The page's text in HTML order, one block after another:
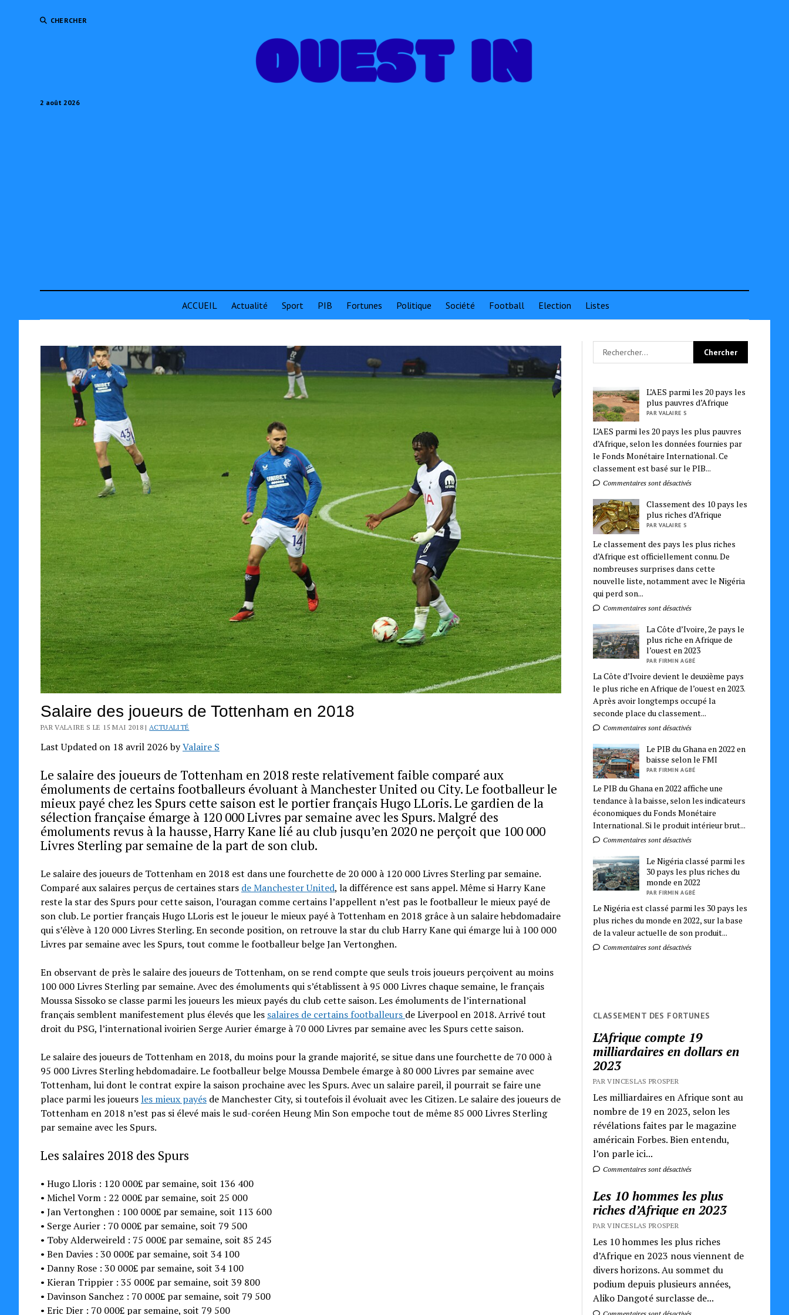
CHERCHER
2 août 2026
ACCUEIL Actualité Sport PIB Fortunes Politique Société Football Election Listes
Salaire des joueurs de Tottenham en 2018
PAR VALAIRE S LE 15 MAI 2018 | ACTUALITÉ
Last Updated on 18 avril 2026 byValaire S
Le salaire des joueurs de Tottenham en 2018 reste relativement faible comparé aux
émoluments de certains footballeurs évoluant à Manchester United ou City. Le footballeur le
mieux payé chez les Spurs cette saison est le portier français Hugo LLoris. Le gardien de la
sélection française émarge à 120 000 Livres par semaine avec les Spurs. Malgré des
émoluments revus à la hausse, Harry Kane lié au club jusqu’en 2020 ne perçoit que 100 000
Livres Sterling par semaine de la part de son club.
Le salaire des joueurs de Tottenham en 2018 est dans une fourchette de 20 000 à 120 000 Livres Sterling par semaine.
Comparé aux salaires perçus de certaines stars de Manchester United, la différence est sans appel. Même si Harry Kane
reste la star des Spurs pour cette saison, l’ouragan comme certains l’appellent n’est pas le footballeur le mieux payé de
son club. Le portier français Hugo LLoris est le joueur le mieux payé à Tottenham en 2018 grâce à un salaire hebdomadaire
qui s’élève à 120 000 Livres Sterling. En seconde position, on retrouve la star du club Harry Kane qui émarge lui à 100 000
Livres par semaine avec les Spurs, tout comme le footballeur belge Jan Vertonghen.
En observant de près le salaire des joueurs de Tottenham, on se rend compte que seuls trois joueurs perçoivent au moins
100 000 Livres Sterling par semaine. Avec des émoluments qui s’établissent à 95 000 Livres chaque semaine, le français
Moussa Sissoko se classe parmi les joueurs les mieux payés du club cette saison. Les émoluments de l’international
français semblent manifestement plus élevés que les salaires de certains footballeurs de Liverpool en 2018. Arrivé tout
droit du PSG, l’international ivoirien Serge Aurier émarge à 70 000 Livres par semaine avec les Spurs cette saison.
Le salaire des joueurs de Tottenham en 2018, du moins pour la grande majorité, se situe dans une fourchette de 70 000 à
95 000 Livres Sterling hebdomadaire. Le footballeur belge Moussa Dembele émarge à 80 000 Livres par semaine avec
Tottenham, lui dont le contrat expire la saison prochaine avec les Spurs. Avec un salaire pareil, il pourrait se faire une
place parmi les joueurs les mieux payésde Manchester City, si toutefois il évoluait avec les Citizen. Le salaire des joueurs de
Tottenham en 2018 n’est pas si élevé mais le sud-coréen Heung Min Son empoche tout de même 85 000 Livres Sterling
par semaine avec les Spurs.
Les salaires 2018 des Spurs
• Hugo Lloris : 120 000£ par semaine, soit 136 400
• Michel Vorm : 22 000£ par semaine, soit 25 000
• Jan Vertonghen : 100 000£ par semaine, soit 113 600
• Serge Aurier : 70 000£ par semaine, soit 79 500
• Toby Alderweireld : 75 000£ par semaine, soit 85 245
• Ben Davies : 30 000£ par semaine, soit 34 100
• Danny Rose : 30 000£ par semaine, soit 34 100
• Kieran Trippier : 35 000£ par semaine, soit 39 800
• Davinson Sanchez : 70 000£ par semaine, soit 79 500
• Eric Dier : 70 000£ par semaine, soit 79 500
L’AES parmi les 20 pays les
plus pauvres d’Afrique
PAR VALAIRE S
L’AES parmi les 20 pays les plus pauvres
d’Afrique, selon les données fournies par
le Fonds Monétaire International. Ce
classement est basé sur le PIB...
Commentaires sont désactivés
Classement des 10 pays les
plus riches d’Afrique
PAR VALAIRE S
Le classement des pays les plus riches
d’Afrique est officiellement connu. De
nombreuses surprises dans cette
nouvelle liste, notamment avec le Nigéria
qui perd son...
Commentaires sont désactivés
La Côte d’Ivoire, 2e pays le
plus riche en Afrique de
l’ouest en 2023
PAR FIRMIN AGBÉ
La Côte d’Ivoire devient le deuxième pays
le plus riche en Afrique de l’ouest en 2023.
Après avoir longtemps occupé la
seconde place du classement...
Commentaires sont désactivés
Le PIB du Ghana en 2022 en
baisse selon le FMI
PAR FIRMIN AGBÉ
Le PIB du Ghana en 2022 affiche une
tendance à la baisse, selon les indicateurs
économiques du Fonds Monétaire
International. Si le produit intérieur brut...
Commentaires sont désactivés
Le Nigéria classé parmi les
30 pays les plus riches du
monde en 2022
PAR FIRMIN AGBÉ
Le Nigéria est classé parmi les 30 pays les
plus riches du monde en 2022, sur la base
de la valeur actuelle de son produit...
Commentaires sont désactivés
CLASSEMENT DES FORTUNES
L’Afrique compte 19
milliardaires en dollars en
2023
PAR VINCESLAS PROSPER
Les milliardaires en Afrique sont au
nombre de 19 en 2023, selon les
révélations faites par le magazine
américain Forbes. Bien entendu,
l’on parle ici...
Commentaires sont désactivés
Les 10 hommes les plus
riches d’Afrique en 2023
PAR VINCESLAS PROSPER
Les 10 hommes les plus riches
d’Afrique en 2023 nous viennent de
divers horizons. Au sommet du
podium depuis plusieurs années,
Aliko Dangoté surclasse de...